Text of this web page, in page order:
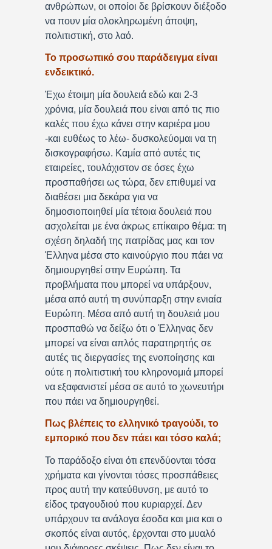
ανθρώπων, οι οποίοι δε βρίσκουν διέξοδο
να πουν μία ολοκληρωμένη άποψη,
πολιτιστική, στο λαό.
Το προσωπικό σου παράδειγμα είναι
ενδεικτικό.
Έχω έτοιμη μία δουλειά εδώ και 2-3
χρόνια, μία δουλειά που είναι από τις πιο
καλές που έχω κάνει στην καριέρα μου
-και ευθέως το λέω- δυσκολεύομαι να τη
δισκογραφήσω. Καμία από αυτές τις
εταιρείες, τουλάχιστον σε όσες έχω
προσπαθήσει ως τώρα, δεν επιθυμεί να
διαθέσει μια δεκάρα για να
δημοσιοποιηθεί μία τέτοια δουλειά που
ασχολείται με ένα άκρως επίκαιρο θέμα: τη
σχέση δηλαδή της πατρίδας μας και τον
Έλληνα μέσα στο καινούργιο που πάει να
δημιουργηθεί στην Ευρώπη. Τα
προβλήματα που μπορεί να υπάρξουν,
μέσα από αυτή τη συνύπαρξη στην ενιαία
Ευρώπη. Μέσα από αυτή τη δουλειά μου
προσπαθώ να δείξω ότι ο Έλληνας δεν
μπορεί να είναι απλός παρατηρητής σε
αυτές τις διεργασίες της ενοποίησης και
ούτε η πολιτιστική του κληρονομιά μπορεί
να εξαφανιστεί μέσα σε αυτό το χωνευτήρι
που πάει να δημιουργηθεί.
Πως βλέπεις το ελληνικό τραγούδι, το
εμπορικό που δεν πάει και τόσο καλά;
Το παράδοξο είναι ότι επενδύονται τόσα
χρήματα και γίνονται τόσες προσπάθειες
προς αυτή την κατεύθυνση, με αυτό το
είδος τραγουδιού που κυριαρχεί. Δεν
υπάρχουν τα ανάλογα έσοδα και μια και ο
σκοπός είναι αυτός, έρχονται στο μυαλό